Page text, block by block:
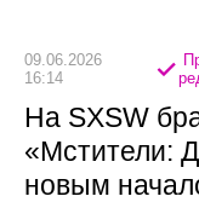
09.06.2026
16:14
На SXSW
«Мстители:
новым